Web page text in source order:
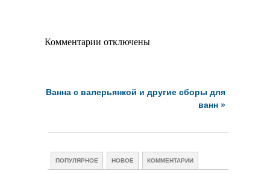
Комментарии отключены
Ванна с валерьянкой и другие сборы для
ванн »
ПОПУЛЯРНОЕ НОВОЕ КОММЕНТАРИИ